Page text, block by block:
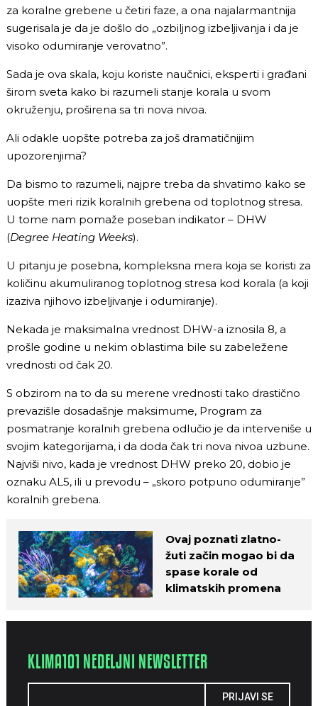
za koralne grebene u četiri faze, a ona najalarmantnija
sugerisala je da je došlo do „ozbiljnog izbeljivanja i da je
visoko odumiranje verovatno”.
Sada je ova skala, koju koriste naučnici, eksperti i građani
širom sveta kako bi razumeli stanje korala u svom
okruženju, proširena sa tri nova nivoa.
Ali odakle uopšte potreba za još dramatičnijim
upozorenjima?
Da bismo to razumeli, najpre treba da shvatimo kako se
uopšte meri rizik koralnih grebena od toplotnog stresa.
U tome nam pomaže poseban indikator – DHW
(Degree Heating Weeks).
U pitanju je posebna, kompleksna mera koja se koristi za
količinu akumuliranog toplotnog stresa kod korala (a koji
izaziva njihovo izbeljivanje i odumiranje).
Nekada je maksimalna vrednost DHW-a iznosila 8, a
prošle godine u nekim oblastima bile su zabeležene
vrednosti od čak 20.
S obzirom na to da su merene vrednosti tako drastično
prevazišle dosadašnje maksimume, Program za
posmatranje koralnih grebena odlučio je da interveniše u
svojim kategorijama, i da doda čak tri nova nivoa uzbune.
Najviši nivo, kada je vrednost DHW preko 20, dobio je
oznaku AL5, ili u prevodu – „skoro potpuno odumiranje”
koralnih grebena.
Ovaj poznati zlatno-
žuti začin mogao bi da
spase korale od
klimatskih promena
KLIMA101 NEDELJNI NEWSLETTER
PRIJAVI SE